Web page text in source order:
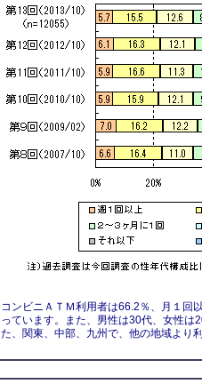
コンビニＡＴＭ利用者は66.2％、月１回
っています。また、男性は30代、女性は
た、関東、中部、九州で、他の地域より